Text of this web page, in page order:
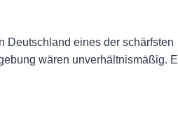
Deutschland eines der schärfsten
wären unverhältnismäßig.